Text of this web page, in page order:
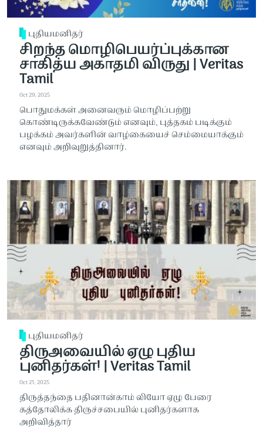
புதியமனிதர்
சிறந்த மொழிபெயர்ப்புக்கான
சாகித்ய அகாதமி விருது | Veritas
Tamil
Oct 29, 2025
பொதுமக்கள் அனைவரும் மொழிப்பற்று
கொண்டிருக்கவேண்டும் எனவும், புத்தகம் படிக்கும்
பழக்கம் அவர்களின் வாழ்கையைச் செம்மையாக்கும்
எனவும் அறிவுறுத்தினார்.
புதியமனிதர்
திருஅவையில் ஏழு புதிய
புனிதர்கள்! | Veritas Tamil
Oct 21, 2025
திருத்தந்தை பதினான்காம் லியோ ஏழு பேரை
கத்தோலிக்க திருச்சபையில் புனிதர்களாக
அறிவித்தார்